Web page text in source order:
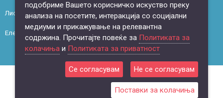
Листа на желби
Електронски билтен
подобриме Вашето корисничко искуство преку
анализа на посетите, интеракција со социјални
медиуми и прикажување на релевантна
содржина. Прочитајте повеќе за Политиката за
колачиња и Политиката за приватност
Се согласувам Не се согласувам
Поставки за колачиња